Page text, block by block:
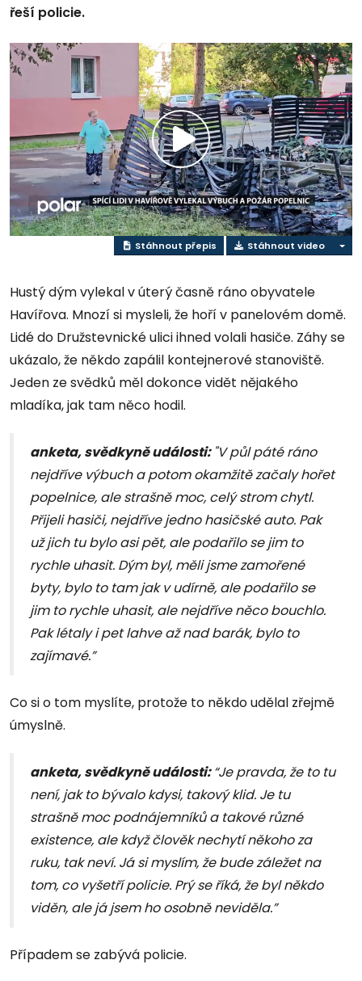
řeší policie.
Přehrát
video
Stáhnout přepis Stáhnout video
Hustý dým vylekal v úterý časně ráno obyvatele
Havířova. Mnozí si mysleli, že hoří v panelovém domě.
Lidé do Družstevnické ulici ihned volali hasiče. Záhy se
ukázalo, že někdo zapálil kontejnerové stanoviště.
Jeden ze svědků měl dokonce vidět nějakého
mladíka, jak tam něco hodil.
anketa, svědkyně události: "V půl páté ráno
nejdříve výbuch a potom okamžitě začaly hořet
popelnice, ale strašně moc, celý strom chytl.
Přijeli hasiči, nejdříve jedno hasičské auto. Pak
už jich tu bylo asi pět, ale podařilo se jim to
rychle uhasit. Dým byl, měli jsme zamořené
byty, bylo to tam jak v udírně, ale podařilo se
jim to rychle uhasit, ale nejdříve něco bouchlo.
Pak létaly i pet lahve až nad barák, bylo to
zajímavé.”
Co si o tom myslíte, protože to někdo udělal zřejmě
úmyslně.
anketa, svědkyně události:“Je pravda, že to tu
není, jak to bývalo kdysi, takový klid. Je tu
strašně moc podnájemníků a takové různé
existence, ale když člověk nechytí někoho za
ruku, tak neví. Já si myslím, že bude záležet na
tom, co vyšetří policie. Prý se říká, že byl někdo
viděn, ale já jsem ho osobně neviděla.”
Případem se zabývá policie.